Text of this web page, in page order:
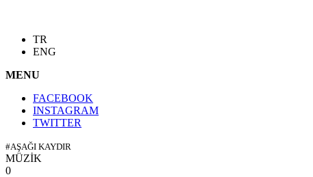
TR
ENG
MENU
FACEBOOK
INSTAGRAM
TWITTER
#AŞAĞI KAYDIR
MÜZİK
0